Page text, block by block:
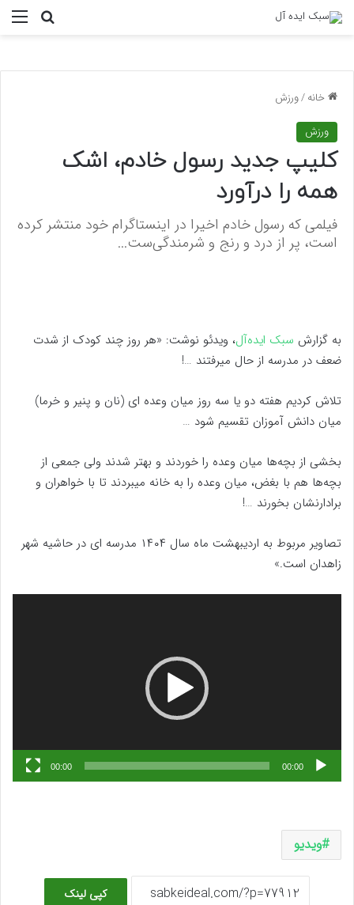
خانه/ورزش
ورزش
کلیپ جدید رسول خادم، اشک
همه را درآورد
فیلمی که رسول خادم اخیرا در اینستاگرام خود منتشر کرده
است، پر از درد و رنج و شرمندگی‌ست...
به گزارش سبک ایده‌آل، ویدئو نوشت: «هر روز چند کودک از شدت
ضعف در مدرسه از حال میرفتند …!
تلاش کردیم هفته دو یا سه روز میان وعده ای (نان و پنیر و خرما)
میان دانش آموزان تقسیم شود …
بخشی از بچه‌ها میان وعده را خوردند و بهتر شدند ولی جمعی از
بچه‌ها هم با بغض، میان وعده را به خانه میبردند تا با خواهران و
برادارنشان بخورند …!
تصاویر مربوط به اردیبهشت ماه سال ۱۴۰۴ مدرسه ای در حاشیه شهر
زاهدان است.»
00:00
00:00
ویدیو
کپی لینک